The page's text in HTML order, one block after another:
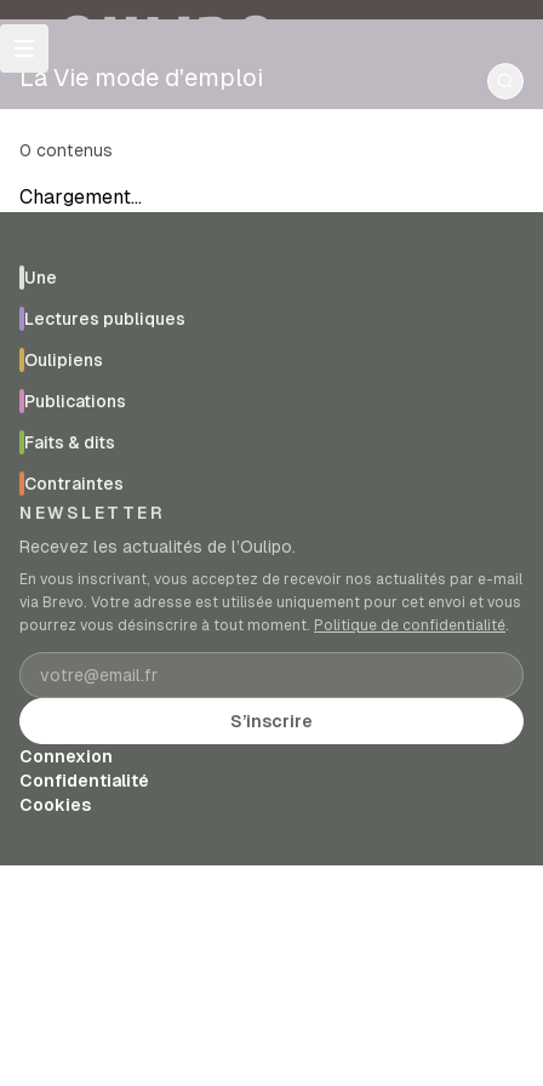
OULIPO
La Vie mode d'emploi
0 contenus
Chargement…
Une
Lectures publiques
Oulipiens
Publications
Faits & dits
Contraintes
NEWSLETTER
Recevez les actualités de l’Oulipo.
En vous inscrivant, vous acceptez de recevoir nos actualités par e-mail
via Brevo. Votre adresse est utilisée uniquement pour cet envoi et vous
pourrez vous désinscrire à tout moment. Politique de confidentialité.
Adresse e-mail
S’inscrire
Connexion
Confidentialité
Cookies